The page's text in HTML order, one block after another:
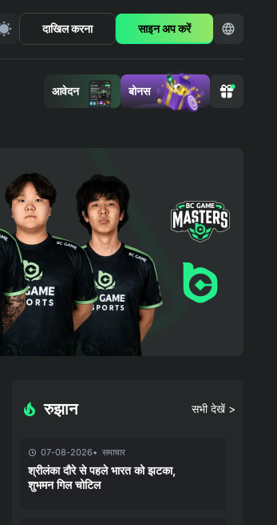
दाखिल करना साइन अप करें
आवेदन बोनस
रुझान सभी देखें >
07-08-2026 समाचार
श्रीलंका दौरे से पहले भारत को झटका,
शुभमन गिल चोटिल